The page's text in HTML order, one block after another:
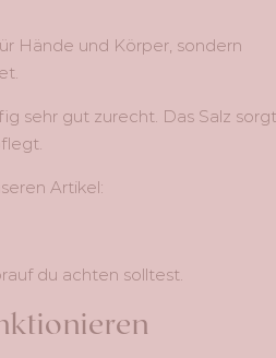
Hände und Körper, sondern
sehr gut zurecht. Das Salz sorgt
Artikel:
du achten solltest.